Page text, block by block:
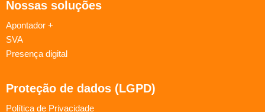
Nossas soluções
Apontador +
SVA
Presença digital
Proteção de dados (LGPD)
Política de Privacidade